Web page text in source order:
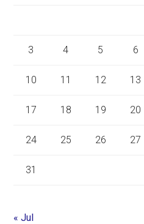
3 4 5 6
10 11 12 13
17 18 19 20
24 25 26 27
31
« Jul